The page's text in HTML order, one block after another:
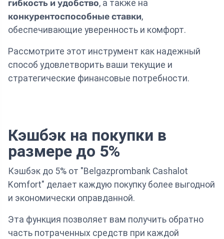
гибкость и удобство, а также на
конкурентоспособные ставки,
обеспечивающие уверенность и комфорт.
Рассмотрите этот инструмент как надежный
способ удовлетворить ваши текущие и
стратегические финансовые потребности.
Кэшбэк на покупки в
размере до 5%
Кэшбэк до 5% от "Belgazprombank Cashalot
Komfort" делает каждую покупку более выгодной
и экономически оправданной.
Эта функция позволяет вам получить обратно
часть потраченных средств при каждой